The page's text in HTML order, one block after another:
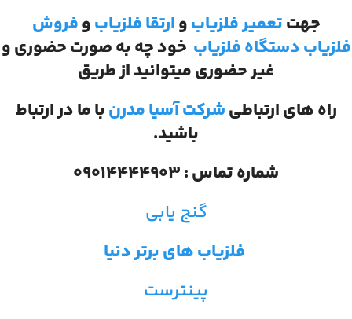
جهتتعمیر فلزیابوارتقا فلزیابوفروش
فلزیابدستگاه فلزیاب خود چه به صورت حضوری و
غیر حضوری میتوانید از طریق
راه های ارتباطیشرکت آسیا مدرنبا ما در ارتباط
باشید.
شماره تماس : 09014444903
گنج یابی
فلزیاب های برتر دنیا
پینترست